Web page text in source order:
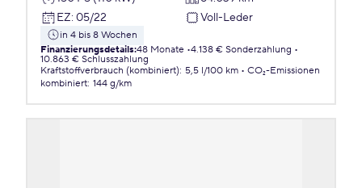
EZ: 05/22 Voll-Leder
in 4 bis 8 Wochen
Finanzierungsdetails:48 Monate 4.138 € Sonderzahlung
10.863 € Schlusszahlung
Kraftstoffverbrauch (kombiniert): 5,5 l/100 km
CO₂-Emissionen
kombiniert: 144 g/km